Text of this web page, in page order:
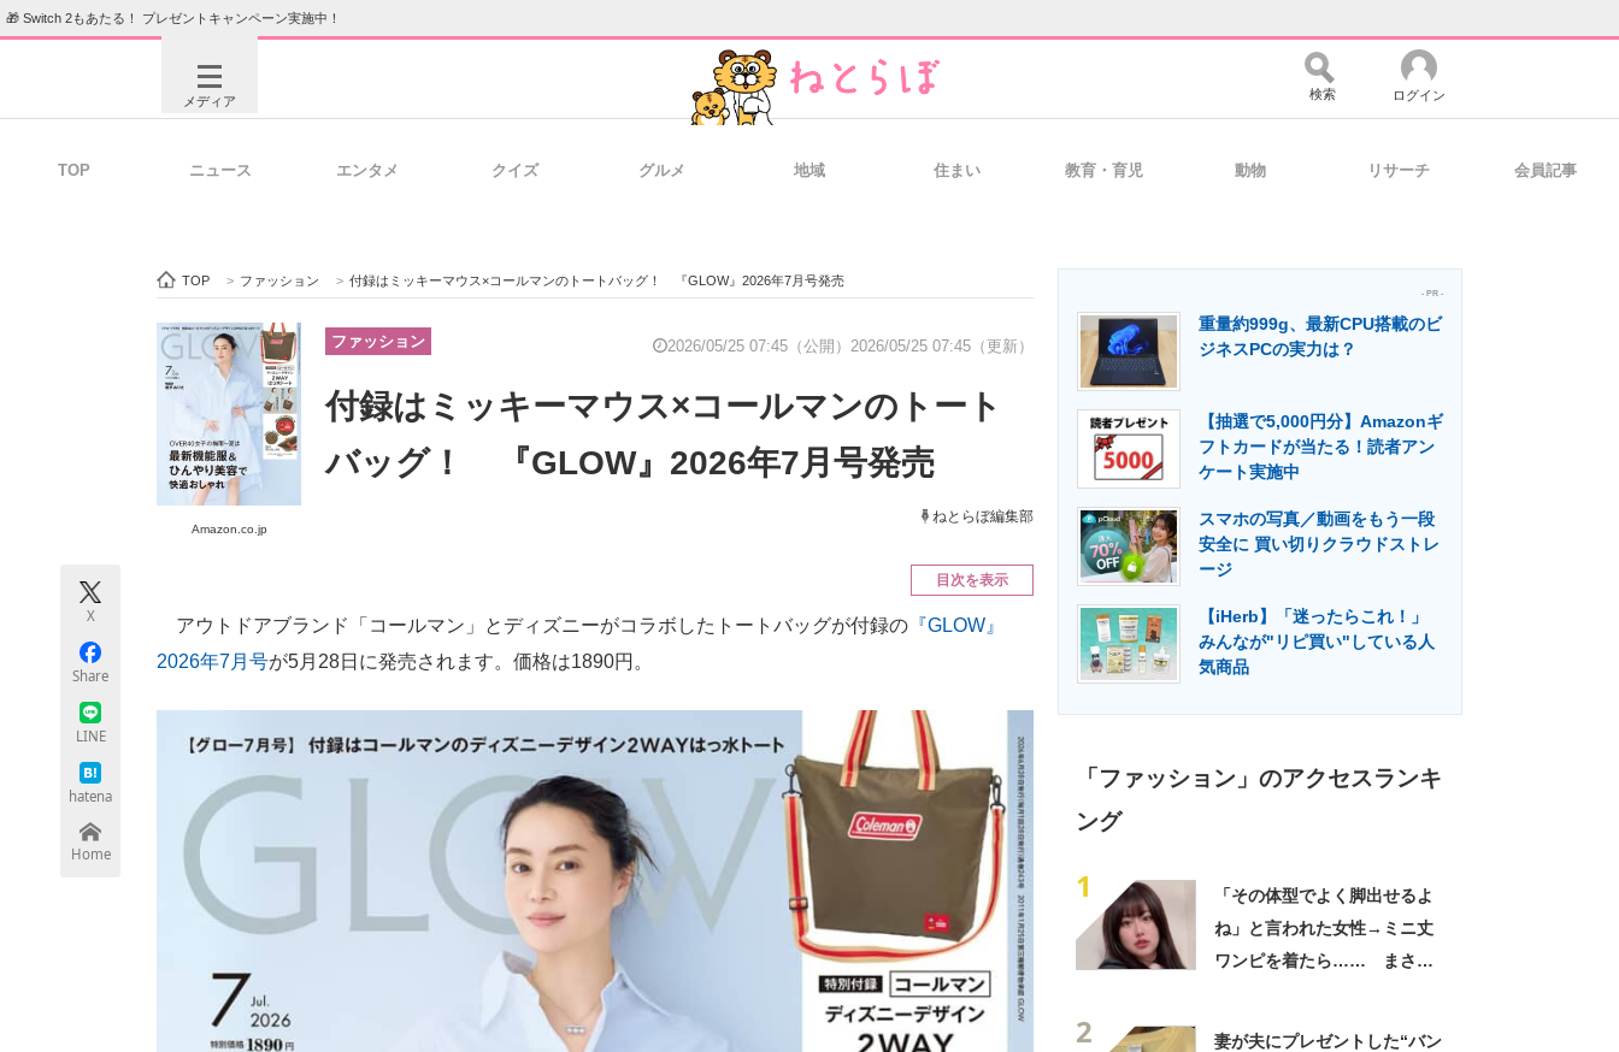
🎁 Switch 2もあたる！ プレゼントキャンペーン実施中！
メディア
ビジネスと働き方のヒント 経営リーダーのコミュニティ マーケ×ITの今がよく分かる
ITエンジニア向け専門サイト 製造業のIT導入・活用を支援
エネルギーの専門メディア 建設×テクノロジーの最前線
ちょっと気になるネットの話題
検索 ログイン
TOP ニュース エンタメ クイズ グルメ 地域 住まい 教育・育児 動物 リサーチ 会員記事
TOP > ファッション > 付録はミッキーマウス×コールマンのトートバッグ！ 『GLOW』2026年7月号発売
Amazon.co.jp
ファッション 2026/05/25 07:45（公開） 2026/05/25 07:45（更新）
付録はミッキーマウス×コールマンのトート
バッグ！ 『GLOW』2026年7月号発売
ねとらぼ編集部
X
Share
LINE
hatena
Home
目次を表示
アウトドアブランド「コールマン」とディズニーがコラボしたトートバッグが付録の 『GLOW』
2026年7月号が5月28日に発売されます。価格は1890円。
- PR -
重量約999g、最新CPU搭載のビ
ジネスPCの実力は？
【抽選で5,000円分】Amazonギ
フトカードが当たる！読者アン
ケート実施中
スマホの写真／動画をもう一段
安全に 買い切りクラウドストレ
ージ
【iHerb】「迷ったらこれ！」
みんなが"リピ買い"している人
気商品
「ファッション」のアクセスランキ
ング
1
「その体型でよく脚出せるよ
ね」と言われた女性→ミニ丈
ワンピを着たら…… まさか
2
妻が夫にプレゼントした“バン